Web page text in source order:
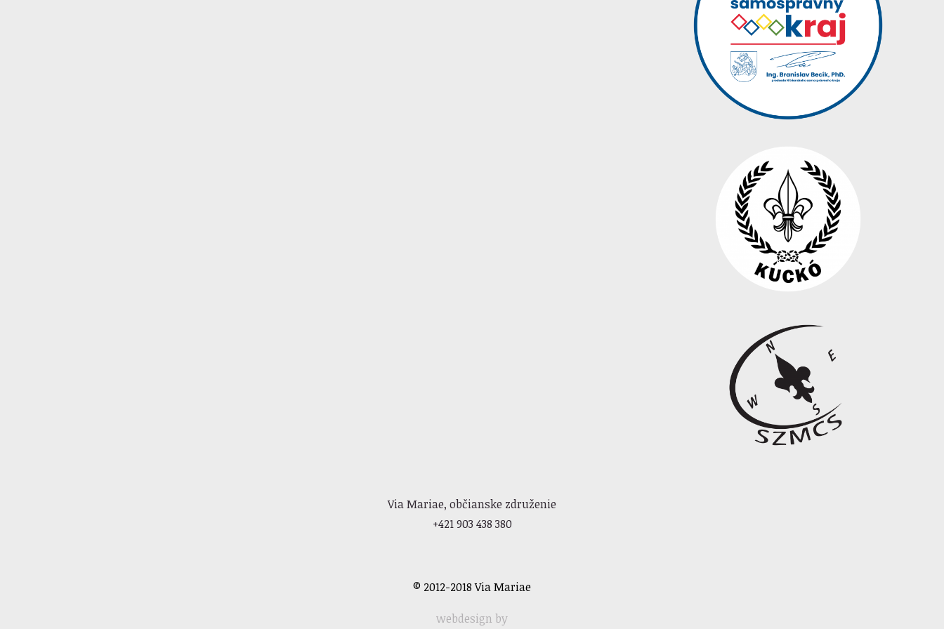
Via Mariae, občianske združenie
+421 903 438 380
© 2012-2018 Via Mariae
webdesign by